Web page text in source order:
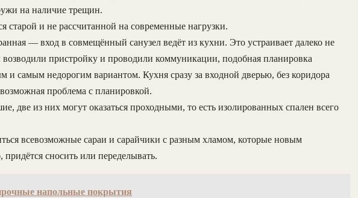
на наличие трещин.
старой и не рассчитанной на современные нагрузки.
— вход в совмещённый санузел ведёт из кухни. Это устраивает далеко не
возводили пристройку и проводили коммуникации, подобная планировка
и самым недорогим вариантом. Кухня сразу за входной дверью, без коридора
проблема с планировкой.
две из них могут оказаться проходными, то есть изолированных спален всего
всевозможные сараи и сарайчики с разным хламом, которые новым
придётся сносить или переделывать.
напольные покрытия